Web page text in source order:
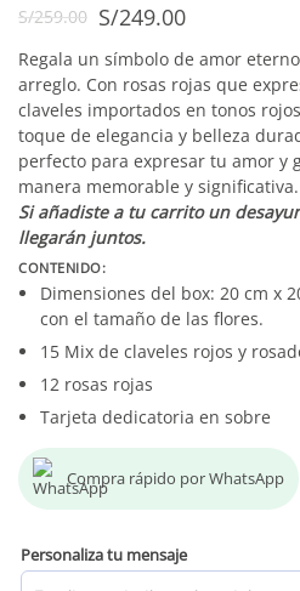
S/259.00 S/249.00
Regala un símbolo de amor
arreglo. Con rosas rojas que
claveles importados en tonos
toque de elegancia y belleza
perfecto para expresar tu amor y
manera memorable y significativa.
Si añadiste a tu carrito un
llegarán juntos.
CONTENIDO:
Dimensiones del box: 20 cm x
con el tamaño de las flores.
15 Mix de claveles rojos y
12 rosas rojas
Tarjeta dedicatoria en sobre
Compra rápido por WhatsApp
Personaliza tu mensaje